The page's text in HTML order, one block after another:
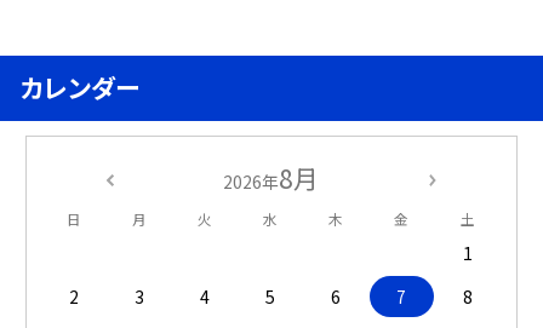
カレンダー
2026年8月
日 月 火 水 木 金 土
1
2
3 4 5 6 7
8